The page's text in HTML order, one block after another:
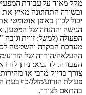
מקל מאוד על עבודת
ובשורה התחתונה מאיץ
יכול לכוון באופן אוטומטי
הגישה וההנחה של
הפעולה (למשל: זווית
מערכת הבקרה והשליטה
ההעלאה/הורדה של הזרוע/
העבודה. לדוגמא: ניתן
צורך בדיוק מרבי או
פעולת הזרוע/מזלג/כף בעת
בהתאם לצורך.